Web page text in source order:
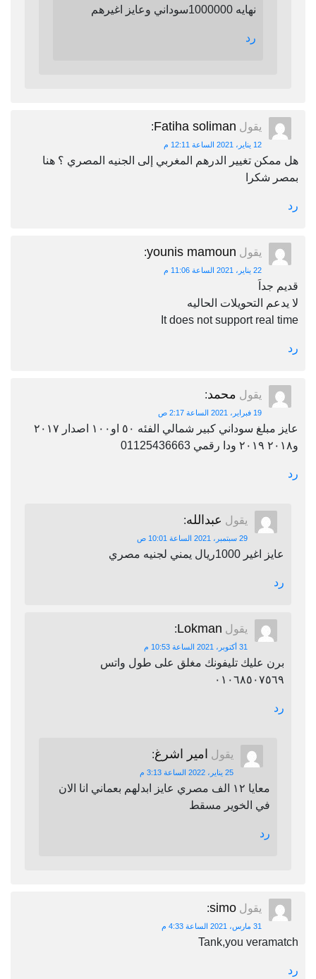
نهايه 1000000سوداني وعايز اغيرهم
رد
يقول Fatiha soliman
:
12 يناير، 2021 الساعة 12:11 م
هل ممكن تغيير الدرهم المغربي إلى الجنيه المصري ؟ هنا
بمصر شكرا
رد
يقول younis mamoun
:
22 يناير، 2021 الساعة 11:06 م
قديم جداَ
لا يدعم التحويلات الحاليه
It does not support real time
رد
يقول محمد:
19 فبراير، 2021 الساعة 2:17 ص
عايز مبلغ سوداني كبير شمالي الفئه ٥٠ او١٠٠ اصدار ٢٠١٧
و٢٠١٨ ٢٠١٩ ودا رقمي 01125436663
رد
يقول عبدالله:
29 سبتمبر، 2021 الساعة 10:01 ص
عايز اغير 1000ريال يمني لجنيه مصري
رد
يقول Lokman
:
31 أكتوبر، 2021 الساعة 10:53 م
برن عليك تليفونك مغلق على طول واتس
٠١٠٦٨٥٠٧٥٦٩
رد
يقول امير اشرغ:
25 يناير، 2022 الساعة 3:13 م
معايا ١٢ الف مصري عايز ابدلهم بعماني انا الان
في الخوير مسقط
رد
يقول simo
:
31 مارس، 2021 الساعة 4:33 م
Tank,you veramatch
رد